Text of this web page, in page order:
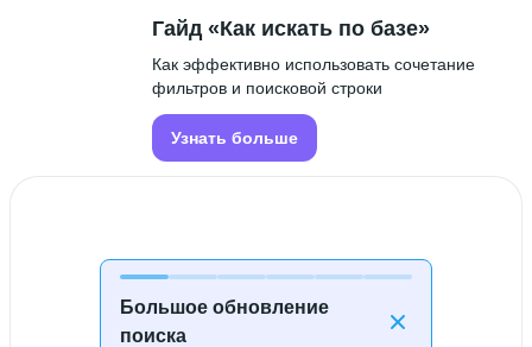
Большое обновление
поиска
Гайд «Как искать по базе»
Как эффективно использовать сочетание
фильтров и поисковой строки
Узнать больше